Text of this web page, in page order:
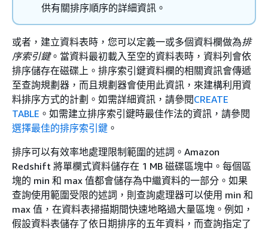
供有關排序順序的詳細資訊。
或者，建立資料表時，您可以定義一或多個資料欄做為排
序索引鍵。當資料最初載入至空的資料表時，資料列會依
排序儲存在磁碟上。排序索引鍵資料欄的相關資訊會傳遞
至查詢規劃器，而且規劃器會使用此資訊，來建構利用資
料排序方式的計劃。如需詳細資訊，請參閱CREATE
TABLE 。如需建立排序索引鍵時最佳作法的資訊，請參閱
選擇最佳的排序索引鍵 。
排序可以有效率地處理限制範圍的述詞。Amazon
Redshift 將單欄式資料儲存在 1 MB 磁碟區塊中。每個區
塊的 min 和 max 值都會儲存為中繼資料的一部分。如果
查詢使用範圍受限的述詞，則查詢處理器可以使用 min 和
max 值，在資料表掃描期間快速地略過大量區塊。例如，
假設資料表儲存了依日期排序的五年資料，而查詢指定了